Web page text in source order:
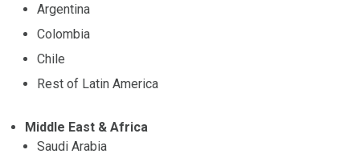
Argentina
Colombia
Chile
Rest of Latin America
Middle East & Africa
Saudi Arabia